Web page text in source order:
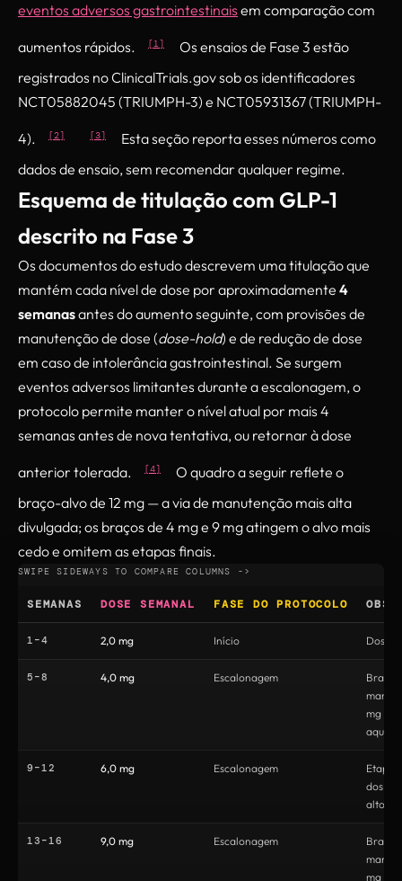
eventos adversos gastrointestinais em comparação com
aumentos rápidos. [1]
Os ensaios de Fase 3 estão
registrados no ClinicalTrials.gov sob os identificadores
NCT05882045 (TRIUMPH-3) e NCT05931367 (TRIUMPH-
4). [2] [3]
Esta seção reporta esses números como
dados de ensaio, sem recomendar qualquer regime.
Esquema de titulação com GLP-1
descrito na Fase 3
Os documentos do estudo descrevem uma titulação que
mantém cada nível de dose por aproximadamente 4
semanasantes do aumento seguinte, com provisões de
manutenção de dose (dose-hold) e de redução de dose
em caso de intolerância gastrointestinal. Se surgem
eventos adversos limitantes durante a escalonagem, o
protocolo permite manter o nível atual por mais 4
semanas antes de nova tentativa, ou retornar à dose
anterior tolerada. [4]
O quadro a seguir reflete o
braço-alvo de 12 mg — a via de manutenção mais alta
divulgada; os braços de 4 mg e 9 mg atingem o alvo mais
cedo e omitem as etapas finais.
SEMANAS DOSE SEMANAL FASE DO PROTOCOLO
1–4 2,0 mg Início Dose
5–8 4,0 mg Escalonagem
Braço
mg
aqui
9–12 6,0 mg Escalonagem
Etapa-
dos
altos
13–16 9,0 mg Escalonagem
Braço
mg